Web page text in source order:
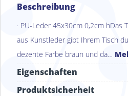
Beschreibung
· PU-Leder 45x30cm 0,2cm hDas
aus Kunstleder gibt Ihrem Tisch
dezente Farbe braun und da…
Eigenschaften
Produktsicherheit